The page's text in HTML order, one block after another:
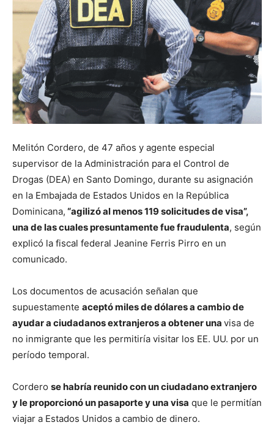
Melitón Cordero, de 47 años y agente especial
supervisor de la Administración para el Control de
Drogas (DEA) en Santo Domingo, durante su asignación
en la Embajada de Estados Unidos en la República
Dominicana, “agilizó al menos 119 solicitudes de visa”,
una de las cuales presuntamente fue fraudulenta, según
explicó la fiscal federal Jeanine Ferris Pirro en un
comunicado.
Los documentos de acusación señalan que
supuestamente aceptó miles de dólares a cambio de
ayudar a ciudadanos extranjeros a obtener una visa de
no inmigrante que les permitiría visitar los EE. UU. por un
período temporal.
Cordero se habría reunido con un ciudadano extranjero
y le proporcionó un pasaporte y una visa que le permitían
viajar a Estados Unidos a cambio de dinero.